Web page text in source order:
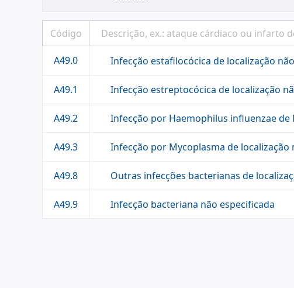
A49.0 Infecção estafilocócica de localização
A49.1 Infecção estreptocócica de localização
A49.2 Infecção por Haemophilus influenzae de
A49.3 Infecção por Mycoplasma de localização
A49.8 Outras infecções bacterianas de
A49.9 Infecção bacteriana não especificada